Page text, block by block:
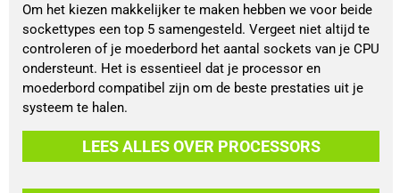
Om het kiezen makkelijker te maken hebben we voor beide
sockettypes een top 5 samengesteld. Vergeet niet altijd te
controleren of je moederbord het aantal sockets van je CPU
ondersteunt. Het is essentieel dat je processor en
moederbord compatibel zijn om de beste prestaties uit je
systeem te halen.
LEES ALLES OVER PROCESSORS